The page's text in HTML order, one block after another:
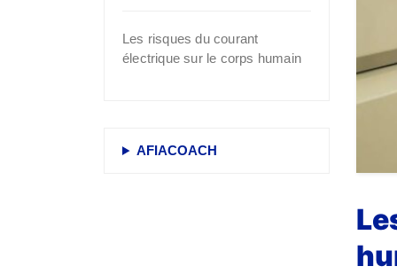
Les risques du courant
électrique sur le corps humain
AFIACOACH